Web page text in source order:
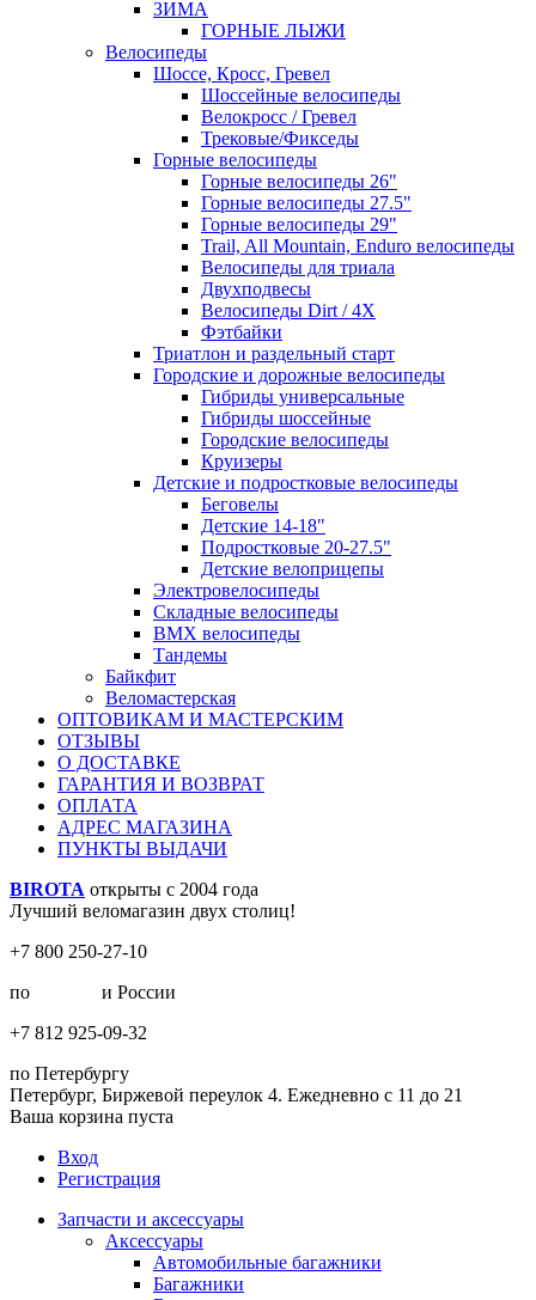
ЗИМА
ГОРНЫЕ ЛЫЖИ
Велосипеды
Шоссе, Кросс, Гревел
Шоссейные велосипеды
Велокросс / Гревел
Трековые/Фикседы
Горные велосипеды
Горные велосипеды 26"
Горные велосипеды 27.5"
Горные велосипеды 29"
Trail, All Mountain, Enduro велосипеды
Велосипеды для триала
Двухподвесы
Велосипеды Dirt / 4X
Фэтбайки
Триатлон и раздельный старт
Городские и дорожные велосипеды
Гибриды универсальные
Гибриды шоссейные
Городские велосипеды
Круизеры
Детские и подростковые велосипеды
Беговелы
Детские 14-18"
Подростковые 20-27.5"
Детские велоприцепы
Электровелосипеды
Складные велосипеды
BMX велосипеды
Тандемы
Байкфит
Веломастерская
ОПТОВИКАМ И МАСТЕРСКИМ
ОТЗЫВЫ
О ДОСТАВКЕ
ГАРАНТИЯ И ВОЗВРАТ
ОПЛАТА
АДРЕС МАГАЗИНА
ПУНКТЫ ВЫДАЧИ
BIROTA открыты с 2004 года
Лучший веломагазин двух столиц!
+7 800 250-27-10
по
и России
+7 812 925-09-32
по Петербургу
Петербург, Биржевой переулок 4. Ежедневно с 11 до 21
Ваша корзина пуста
Вход
Регистрация
Запчасти и аксессуары
Аксессуары
Автомобильные багажники
Багажники